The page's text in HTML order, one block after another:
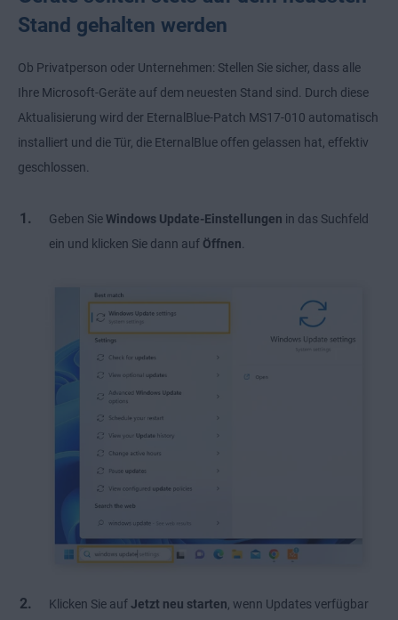
Stand gehalten werden
Ob Privatperson oder Unternehmen: Stellen Sie sicher, dass alle
Ihre Microsoft-Geräte auf dem neuesten Stand sind. Durch diese
Aktualisierung wird der EternalBlue-Patch MS17-010 automatisch
installiert und die Tür, die EternalBlue offen gelassen hat, effektiv
geschlossen.
Geben SieWindows Update-Einstellungen in das Suchfeld
ein und klicken Sie dann auf Öffnen.
Klicken Sie aufJetzt neu starten , wenn Updates verfügbar